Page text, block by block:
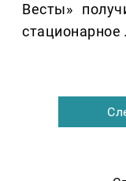
Весты»
стационарное